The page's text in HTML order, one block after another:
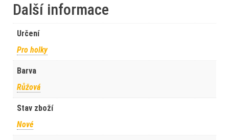
Další informace
Určení
Pro holky
Barva
Růžová
Stav zboží
Nové